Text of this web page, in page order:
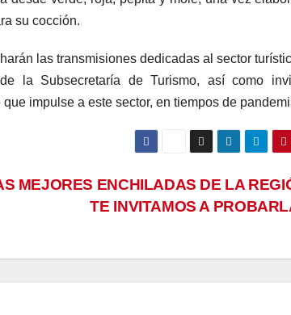
su cocción.
las transmisiones dedicadas al sector
la Subsecretaría de Turismo, así como
impulse a este sector, en tiempos de
MEJORES ENCHILADAS DE LA
TE INVITAMOS A